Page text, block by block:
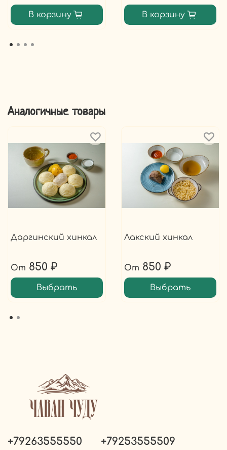
В корзину В корзину
Аналогичные товары
Даргинский хинкал
От 850 ₽
Выбрать
Лакский хинкал
От 850 ₽
Выбрать
+79263555550 +79253555509